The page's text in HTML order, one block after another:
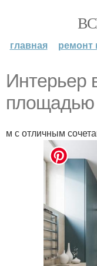
главная ремонт
Интерьер
площадью
м с отличным